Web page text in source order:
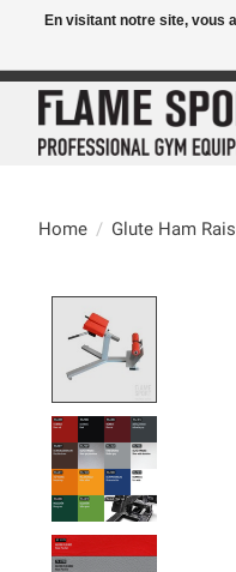
Home / Glute Ham
En visitant notre site, vous